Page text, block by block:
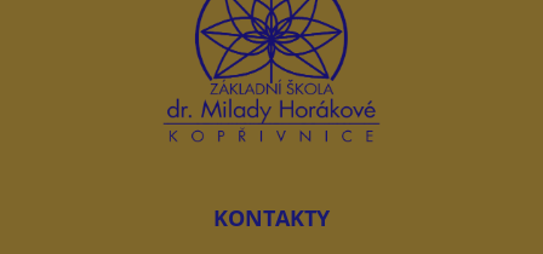
KONTAKTY